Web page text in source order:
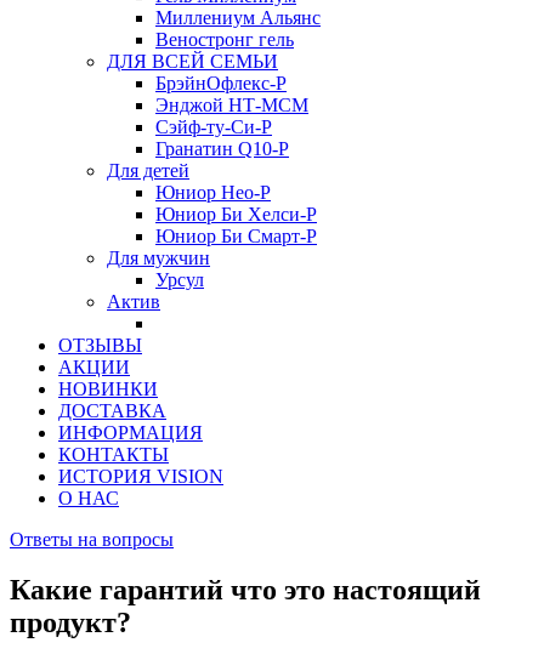
Миллениум Альянс
Веностронг гель
ДЛЯ ВСЕЙ СЕМЬИ
БрэйнОфлекс-Р
Энджой НТ-МСМ
Сэйф-ту-Си-Р
Гранатин Q10-Р
Для детей
Юниор Нео-Р
Юниор Би Хелси-Р
Юниор Би Смарт-Р
Для мужчин
Урсул
Актив
ОТЗЫВЫ
АКЦИИ
НОВИНКИ
ДОСТАВКА
ИНФОРМАЦИЯ
КОНТАКТЫ
ИСТОРИЯ VISION
О НАС
Ответы на вопросы
Какие гарантий что это настоящий
продукт?